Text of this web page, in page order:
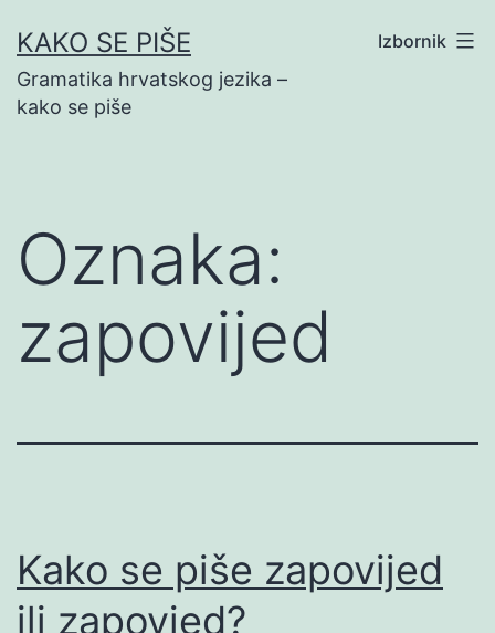
na
sadržaj
KAKO SE PIŠE
Gramatika hrvatskog jezika –
kako se piše
Izbornik
Oznaka:
zapovijed
Kako se piše zapovijed
ili zapovjed?